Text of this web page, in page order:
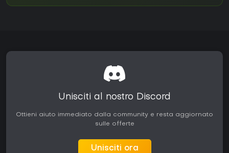
Unisciti al nostro Discord
Ottieni aiuto immediato dalla community e resta aggiornato
sulle offerte
Unisciti ora